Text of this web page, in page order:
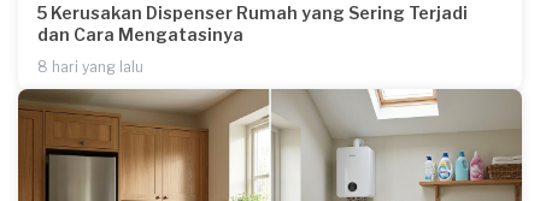
5 Kerusakan Dispenser Rumah yang Sering Terjadi
dan Cara Mengatasinya
8 hari yang lalu